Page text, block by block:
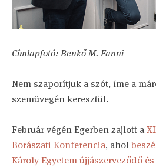
Címlapfotó: Benkő M. Fanni
Nem szaporítjuk a szót, íme a
szemüvegén keresztül.
Február végén Egerben zajlott a
Borászati Konferencia, ahol
Károly Egyetem újjászerveződő